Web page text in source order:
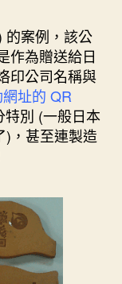
的案例，該公
作為贈送給日
印公司名稱與
址的 QR
特別 (一般日本
)，甚至連製造